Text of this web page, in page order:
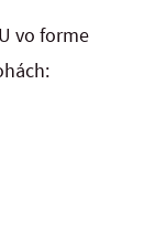
vo forme